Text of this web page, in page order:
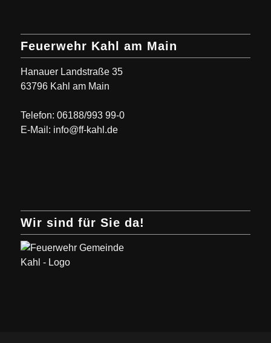
Feuerwehr Kahl am Main
Hanauer Landstraße 35
63796 Kahl am Main
Telefon: 06188/993 99-0
E-Mail: info@ff-kahl.de
Wir sind für Sie da!